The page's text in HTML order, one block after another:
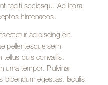
taciti sociosqu. Ad litora
himenaeos.
adipiscing elit.
pellentesque sem
tellus duis convallis.
urna tempor. Pulvinar
bibendum egestas. Iaculis